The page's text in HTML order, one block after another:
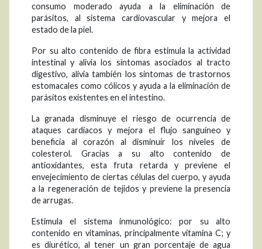
consumo moderado ayuda a la eliminación de
parásitos, al sistema cardiovascular y mejora el
estado de la piel.
Por su alto contenido de fibra estimula la actividad
intestinal y alivia los síntomas asociados al tracto
digestivo, alivia también los síntomas de trastornos
estomacales como cólicos y ayuda a la eliminación de
parásitos existentes en el intestino.
La granada disminuye el riesgo de ocurrencia de
ataques cardiacos y mejora el flujo sanguíneo y
beneficia al corazón al disminuir los niveles de
colesterol. Gracias a su alto contenido de
antioxidantes, esta fruta retarda y previene el
envejecimiento de ciertas células del cuerpo, y ayuda
a la regeneración de tejidos y previene la presencia
de arrugas.
Estimula el sistema inmunológico: por su alto
contenido en vitaminas, principalmente vitamina C; y
es diurético, al tener un gran porcentaje de agua